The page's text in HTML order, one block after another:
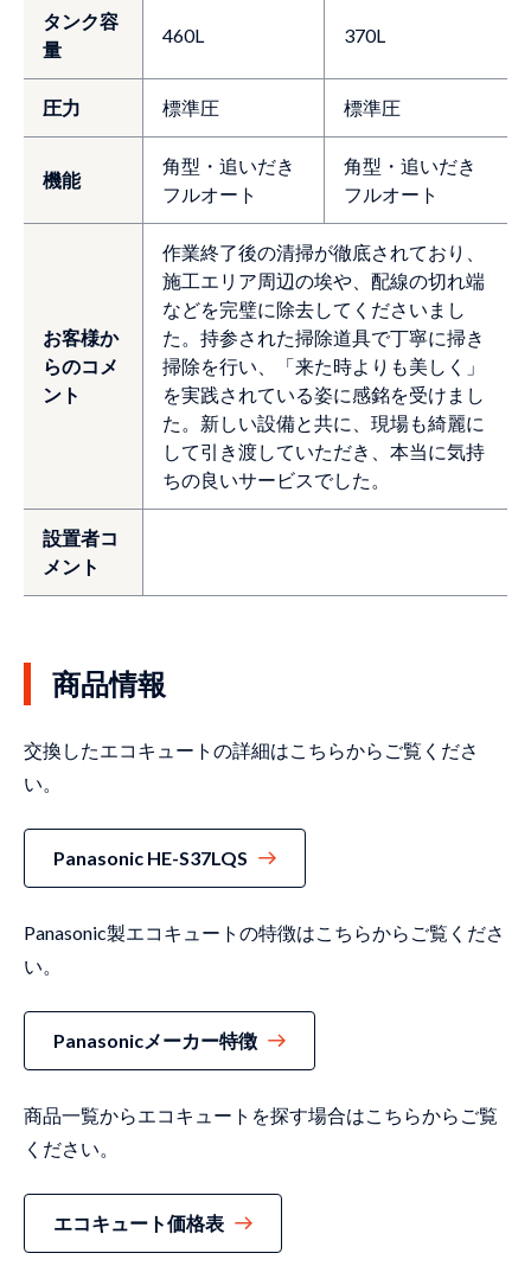
タンク容
量
460L 370L
圧力 標準圧 標準圧
機能
角型・追いだき
フルオート
角型・追いだき
フルオート
お客様か
らのコメ
ント
作業終了後の清掃が徹底されており、
施工エリア周辺の埃や、配線の切れ端
などを完璧に除去してくださいまし
た。持参された掃除道具で丁寧に掃き
掃除を行い、「来た時よりも美しく」
を実践されている姿に感銘を受けまし
た。新しい設備と共に、現場も綺麗に
して引き渡していただき、本当に気持
ちの良いサービスでした。
設置者コ
メント
商品情報
交換したエコキュートの詳細はこちらからご覧くださ
い。
Panasonic HE-S37LQS
Panasonic製エコキュートの特徴はこちらからご覧くださ
い。
Panasonicメーカー特徴
商品一覧からエコキュートを探す場合はこちらからご覧
ください。
エコキュート価格表